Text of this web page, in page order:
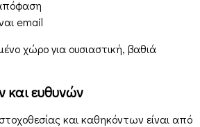
email
χώρο για ουσιαστική, βαθιά
και ευθυνών
και καθηκόντων είναι από